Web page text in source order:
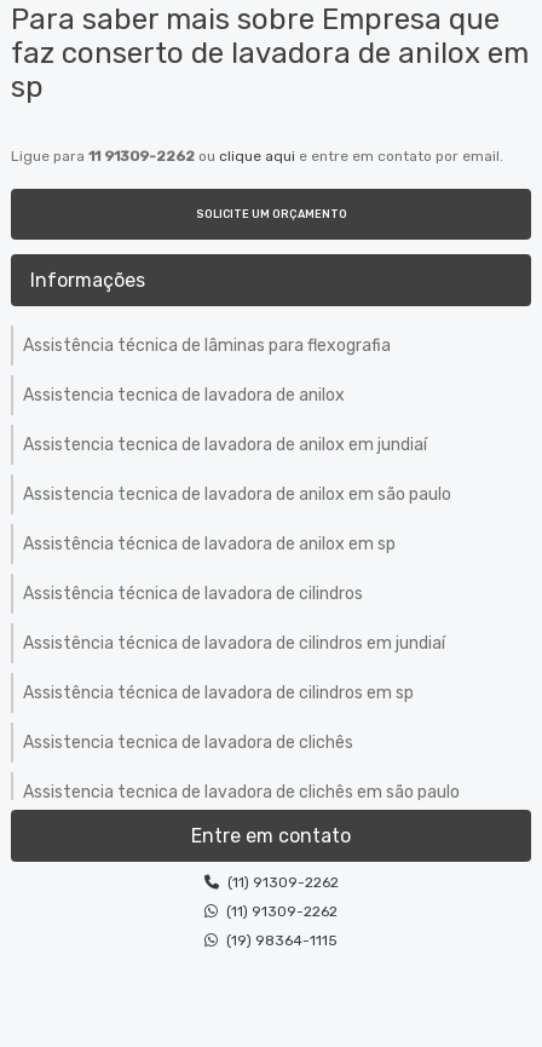
Para saber mais sobre Empresa que
faz conserto de lavadora de anilox em
sp
Ligue para 11 91309-2262 ou clique aqui e entre em contato por email.
SOLICITE UM ORÇAMENTO
Informações
Assistência técnica de lâminas para flexografia
Assistencia tecnica de lavadora de anilox
Assistencia tecnica de lavadora de anilox em jundiaí
Assistencia tecnica de lavadora de anilox em são paulo
Assistência técnica de lavadora de anilox em sp
Assistência técnica de lavadora de cilindros
Assistência técnica de lavadora de cilindros em jundiaí
Assistência técnica de lavadora de cilindros em sp
Assistencia tecnica de lavadora de clichês
Assistencia tecnica de lavadora de clichês em são paulo
Assistência técnica de lavadora de clichês em sp
Assistência técnica de máquinas de limpeza de equipamentos
Entre em contato
(11) 91309-2262
(11) 91309-2262
(19) 98364-1115